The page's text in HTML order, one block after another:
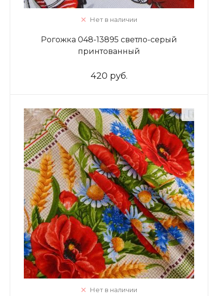
Нет в наличии
Рогожка 048-13895 светло-серый
принтованный
420 руб.
Нет в наличии